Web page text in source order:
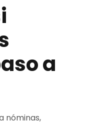
a
nóminas,